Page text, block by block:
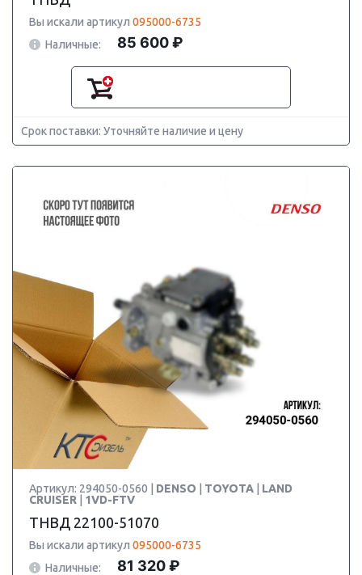
Вы искали артикул 095000-6735
Наличные:
85 600 ₽
Срок поставки: Уточняйте наличие и цену
Артикул: 294050-0560 | DENSO TOYOTA
LAND
CRUISER
1VD-FTV
ТНВД 22100-51070
Вы искали артикул 095000-6735
Наличные:
81 320 ₽